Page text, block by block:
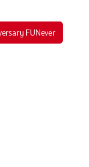
FUNever